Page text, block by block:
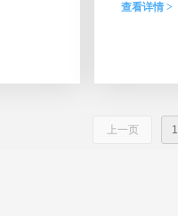
查看详情 >
上一页 1